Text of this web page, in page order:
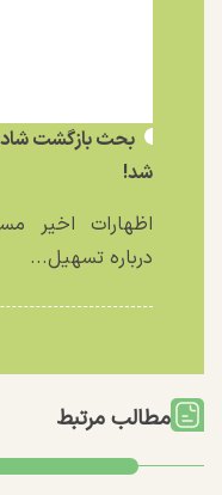
بحث بازگشت
شد!
اظهارات اخیر
درباره تسهیل...
مطالب مرتبط